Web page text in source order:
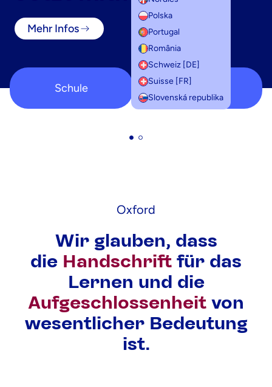
Polska
Portugal
România
Schweiz [DE]
Suisse [FR]
Slovenská republika
Mehr Infos
Schule Studium
Oxford
Wir glauben, dass
die Handschrift für das
Lernen und die
Aufgeschlossenheit von
wesentlicher Bedeutung
ist.